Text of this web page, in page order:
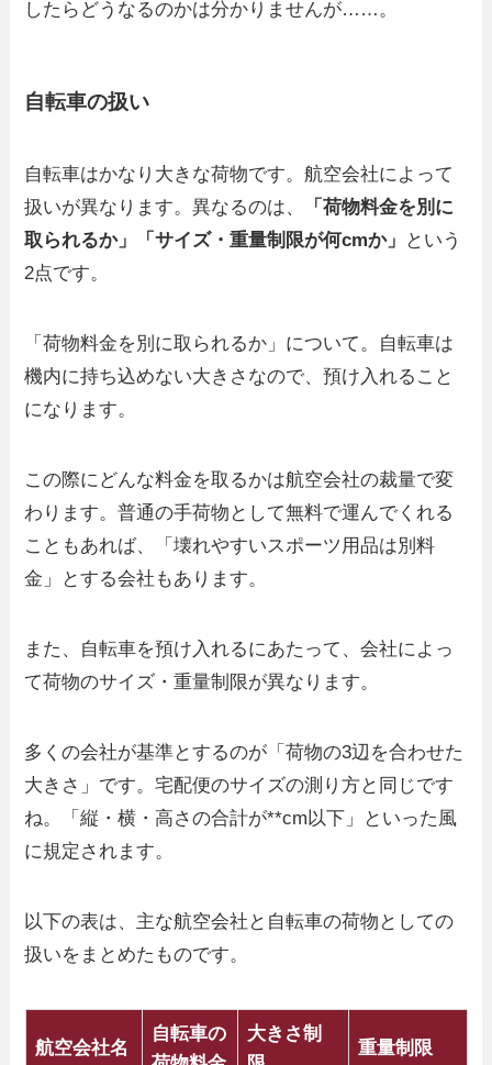
したらどうなるのかは分かりませんが……。
自転車の扱い
自転車はかなり大きな荷物です。航空会社によって
扱いが異なります。異なるのは、
「荷物料金を別に
取られるか」「サイズ・重量制限が何cmか」
という
2点です。
「荷物料金を別に取られるか」について。自転車は
機内に持ち込めない大きさなので、預け入れること
になります。
この際にどんな料金を取るかは航空会社の裁量で変
わります。普通の手荷物として無料で運んでくれる
こともあれば、「壊れやすいスポーツ用品は別料
金」とする会社もあります。
また、自転車を預け入れるにあたって、会社によっ
て荷物のサイズ・重量制限が異なります。
多くの会社が基準とするのが「荷物の3辺を合わせた
大きさ」です。宅配便のサイズの測り方と同じです
ね。「縦・横・高さの合計が**cm以下」といった風
に規定されます。
以下の表は、主な航空会社と自転車の荷物としての
扱いをまとめたものです。
航空会社名
自転車の
大きさ制
重量制限